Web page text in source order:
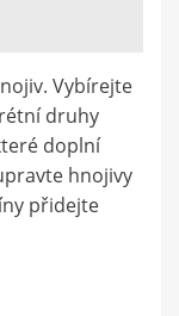
Vybírejte
druhy
doplní
hnojivy
přidejte